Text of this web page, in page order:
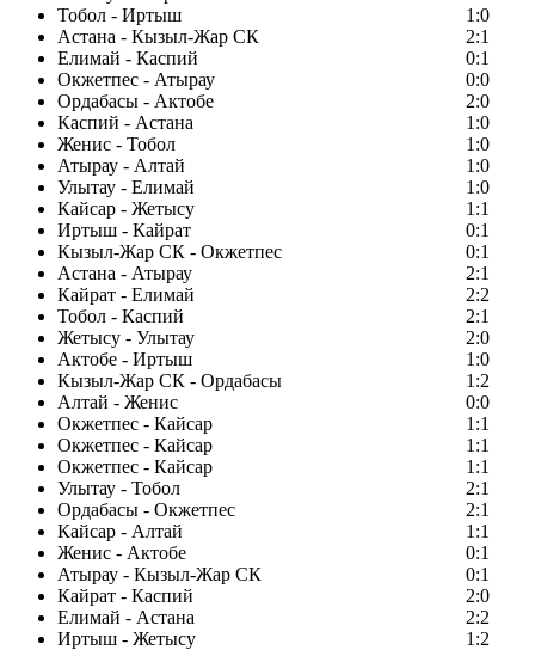
Тобол - Иртыш
1:0
Астана - Кызыл-Жар СК
2:1
Елимай - Каспий
0:1
Окжетпес - Атырау
0:0
Ордабасы - Актобе
2:0
Каспий - Астана
1:0
Женис - Тобол
1:0
Атырау - Алтай
1:0
Улытау - Елимай
1:0
Кайсар - Жетысу
1:1
Иртыш - Кайрат
0:1
Кызыл-Жар СК - Окжетпес
0:1
Астана - Атырау
2:1
Кайрат - Елимай
2:2
Тобол - Каспий
2:1
Жетысу - Улытау
2:0
Актобе - Иртыш
1:0
Кызыл-Жар СК - Ордабасы
1:2
Алтай - Женис
0:0
Окжетпес - Кайсар
1:1
Окжетпес - Кайсар
1:1
Окжетпес - Кайсар
1:1
Улытау - Тобол
2:1
Ордабасы - Окжетпес
2:1
Кайсар - Алтай
1:1
Женис - Актобе
0:1
Атырау - Кызыл-Жар СК
0:1
Кайрат - Каспий
2:0
Елимай - Астана
2:2
Иртыш - Жетысу
1:2